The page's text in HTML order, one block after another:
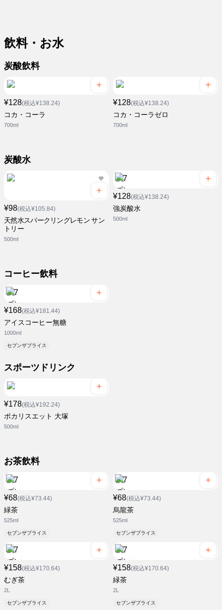
飲料・お水
炭酸飲料
¥128(税込¥138.24)
コカ・コーラ
700ml
¥128(税込¥138.24)
コカ・コーラゼロ
700ml
炭酸水
¥98(税込¥105.84)
天然水スパークリングレモン サン
トリー
500ml
¥128(税込¥138.24)
強炭酸水
500ml
コーヒー飲料
¥168(税込¥181.44)
アイスコーヒー無糖
1000ml
セブンザプライス
スポーツドリンク
¥178(税込¥192.24)
ポカリスエット 大塚
500ml
お茶飲料
¥68(税込¥73.44)
緑茶
525ml
セブンザプライス
¥68(税込¥73.44)
烏龍茶
525ml
セブンザプライス
¥158(税込¥170.64)
むぎ茶
2L
セブンザプライス
¥158(税込¥170.64)
緑茶
2L
セブンザプライス